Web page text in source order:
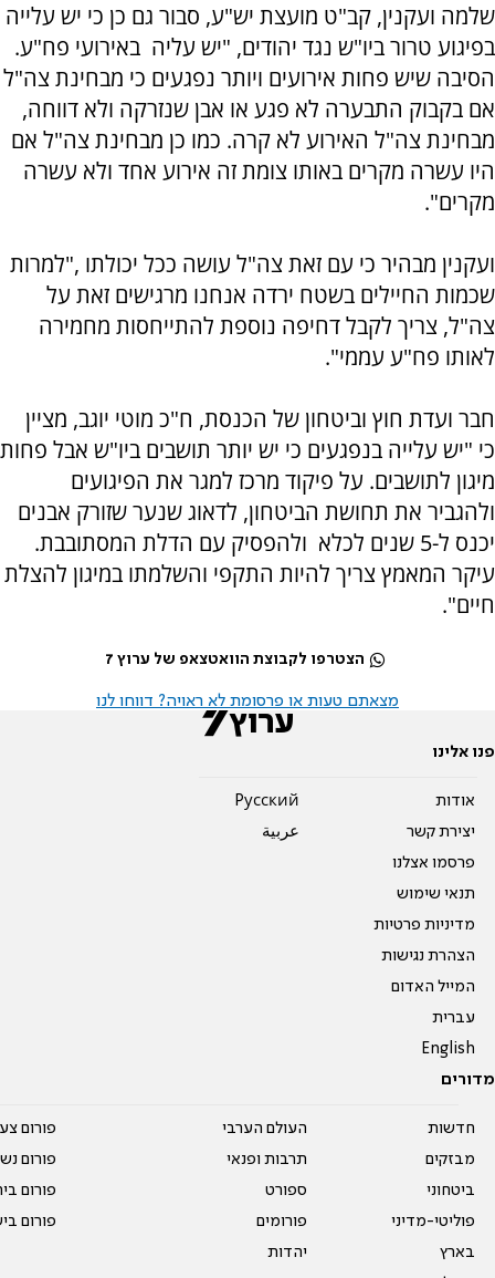
שלמה ועקנין, קב"ט מועצת יש"ע, סבור גם כן כי יש עלייה
בפיגוע טרור ביו"ש נגד יהודים, "יש עליה באירועי פח"ע.
הסיבה שיש פחות אירועים ויותר נפגעים כי מבחינת צה"ל
אם בקבוק התבערה לא פגע או אבן שנזרקה ולא דווחה,
מבחינת צה"ל האירוע לא קרה. כמו כן מבחינת צה"ל אם
היו עשרה מקרים באותו צומת זה אירוע אחד ולא עשרה
מקרים".
ועקנין מבהיר כי עם זאת צה"ל עושה ככל יכולתו ,"למרות
שכמות החיילים בשטח ירדה אנחנו מרגישים זאת על
צה"ל, צריך לקבל דחיפה נוספת להתייחסות מחמירה
לאותו פח"ע עממי".
חבר ועדת חוץ וביטחון של הכנסת, ח"כ מוטי יוגב, מציין
כי "יש עלייה בנפגעים כי יש יותר תושבים ביו"ש אבל פחות
מיגון לתושבים. על פיקוד מרכז למגר את הפיגועים
ולהגביר את תחושת הביטחון, לדאוג שנער שזורק אבנים
יכנס ל-5 שנים לכלא ולהפסיק עם הדלת המסתובבת.
עיקר המאמץ צריך להיות התקפי והשלמתו במיגון להצלת
חיים".
הצטרפו לקבוצת הוואטצאפ של ערוץ 7
מצאתם טעות או פרסומת לא ראויה? דווחו לנו
פנו אלינו
אודות
יצירת קשר
פרסמו אצלנו
תנאי שימוש
מדיניות פרטיות
הצהרת נגישות
המייל האדום
עברית
English
Pусский
عربية
מדורים
חדשות
מבזקים
ביטחוני
פוליטי-מדיני
בארץ
העולם הערבי
תרבות ופנאי
ספורט
פורומים
יהדות
פורום
פורום
פורום
פורום